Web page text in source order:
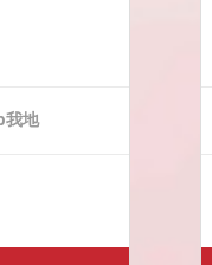
我地